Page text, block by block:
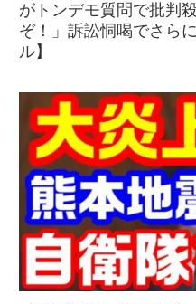
がトンデモ質問で批判
ぞ！」訴訟恫喝でさら
ル】